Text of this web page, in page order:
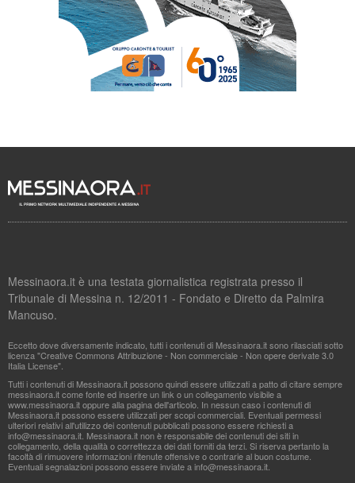
Messinaora.it è una testata giornalistica registrata presso il
Tribunale di Messina n. 12/2011 - Fondato e Diretto da Palmira
Mancuso.
Eccetto dove diversamente indicato, tutti i contenuti di Messinaora.it sono rilasciati sotto
licenza "Creative Commons Attribuzione - Non commerciale - Non opere derivate 3.0
Italia License".
Tutti i contenuti di Messinaora.it possono quindi essere utilizzati a patto di citare sempre
messinaora.it come fonte ed inserire un link o un collegamento visibile a
www.messinaora.it oppure alla pagina dell'articolo. In nessun caso i contenuti di
Messinaora.it possono essere utilizzati per scopi commerciali. Eventuali permessi
ulteriori relativi all'utilizzo dei contenuti pubblicati possono essere richiesti a
info@messinaora.it . Messinaora.it non è responsabile dei contenuti dei siti in
collegamento, della qualità o correttezza dei dati forniti da terzi. Si riserva pertanto la
facoltà di rimuovere informazioni ritenute offensive o contrarie al buon costume.
Eventuali segnalazioni possono essere inviate ainfo@messinaora.it